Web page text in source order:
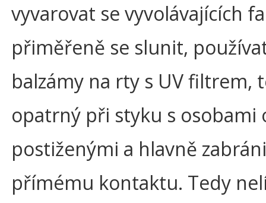
vyvarovat se vyvolávajících
přiměřeně se slunit,
balzámy na rty s UV filtrem,
opatrný při styku s osobami
postiženými a hlavně
přímému kontaktu. Tedy